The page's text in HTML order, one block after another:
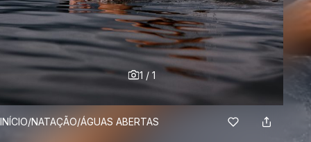
1 / 1
BREADCRUMBS
INÍCIO/NATAÇÃO/ÁGUAS ABERTAS